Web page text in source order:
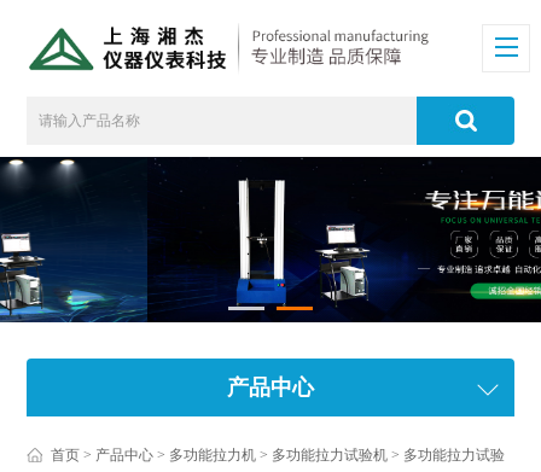
产品中心
首页 > 产品中心 > 多功能拉力机 > 多功能拉力试验机 > 多功能拉力试验